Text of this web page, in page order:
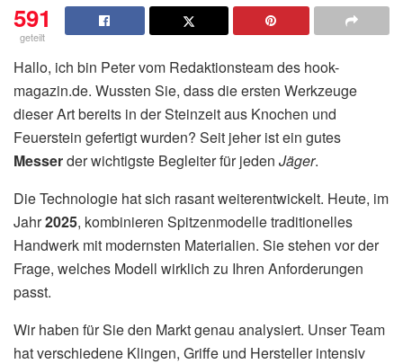
591
geteilt
Hallo, ich bin Peter vom Redaktionsteam des hook-
magazin.de. Wussten Sie, dass die ersten Werkzeuge
dieser Art bereits in der Steinzeit aus Knochen und
Feuerstein gefertigt wurden? Seit jeher ist ein gutes
Messerder wichtigste Begleiter für jeden Jäger.
Die Technologie hat sich rasant weiterentwickelt. Heute, im
Jahr2025, kombinieren Spitzenmodelle traditionelles
Handwerk mit modernsten Materialien. Sie stehen vor der
Frage, welches Modell wirklich zu Ihren Anforderungen
passt.
Wir haben für Sie den Markt genau analysiert. Unser Team
hat verschiedene Klingen, Griffe und Hersteller intensiv